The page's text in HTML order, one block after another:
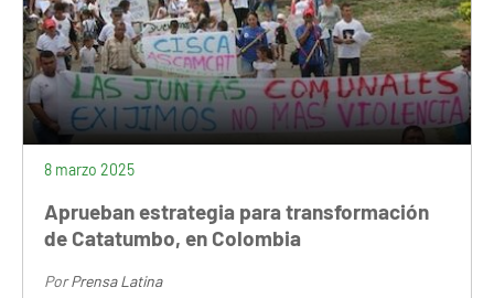
8 marzo 2025
Aprueban estrategia para transformación
de Catatumbo, en Colombia
PorPrensa Latina